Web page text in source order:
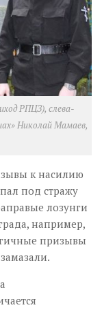
РПЦЗ), слева-
Николай Мамаев,
к насилию
под стражу
лозунги
например,
призывы